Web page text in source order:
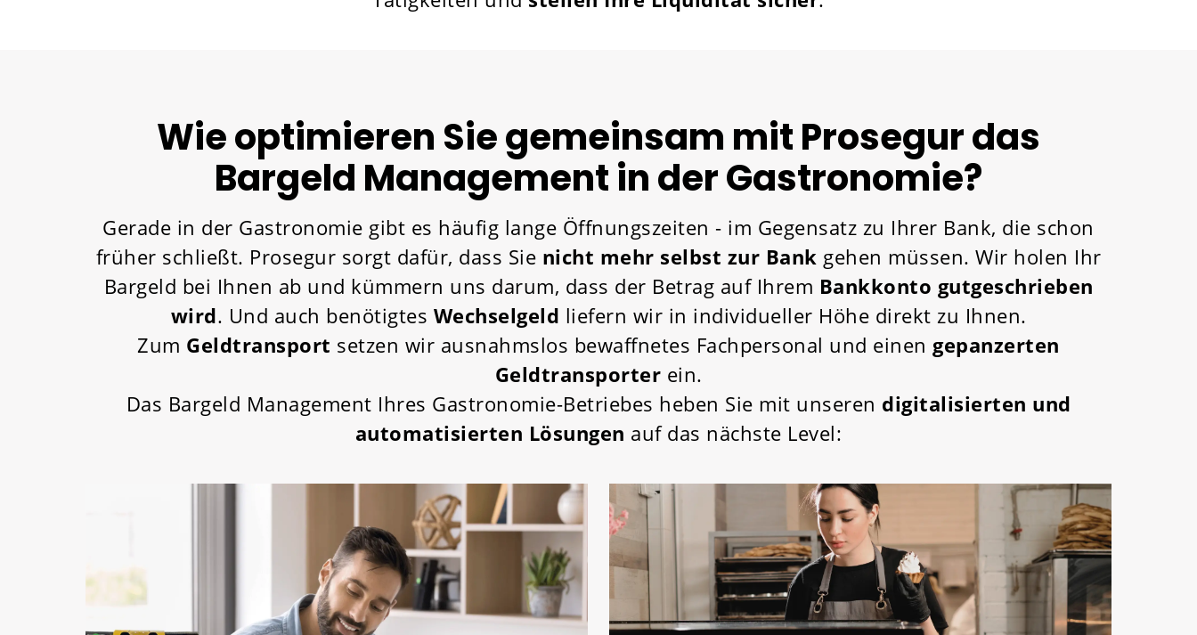
Wie optimieren Sie gemeinsam mit Prosegur das
Bargeld Management in der Gastronomie?
Gerade in der Gastronomie gibt es häufig lange Öffnungszeiten - im Gegensatz zu Ihrer Bank, die schon
früher schließt. Prosegur sorgt dafür, dass Sie nicht mehr selbst zur Bank gehen müssen. Wir holen Ihr
Bargeld bei Ihnen ab und kümmern uns darum, dass der Betrag auf Ihrem Bankkonto gutgeschrieben
wird. Und auch benötigtes Wechselgeld liefern wir in individueller Höhe direkt zu Ihnen.
Zum Geldtransport setzen wir ausnahmslos bewaffnetes Fachpersonal und einen gepanzerten
Geldtransporter ein.
Das Bargeld Management Ihres Gastronomie-Betriebes heben Sie mit unseren digitalisierten und
automatisierten Lösungen auf das nächste Level: